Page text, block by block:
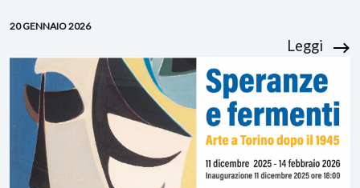
20 GENNAIO 2026
Leggi